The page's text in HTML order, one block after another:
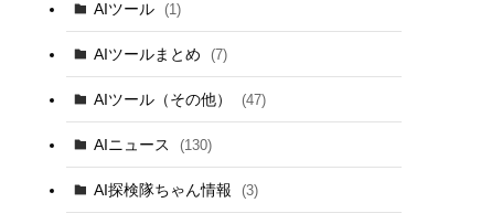
AIツール (1)
AIツールまとめ (7)
AIツール（その他） (47)
AIニュース (130)
AI探検隊ちゃん情報 (3)